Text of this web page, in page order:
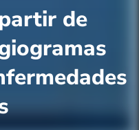
de